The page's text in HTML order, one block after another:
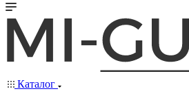
Каталог